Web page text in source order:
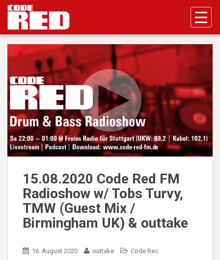
p
15.08.2020 Code Red FM
Radioshow w/ Tobs Turvy,
TMW (Guest Mix /
Birmingham UK) & outtake
16. August 2020 outtake Code Rec.